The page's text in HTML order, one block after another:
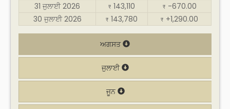
31 ਜੁਲਾਈ 2026
₹ 143,110 ₹ -670.00
30 ਜੁਲਾਈ 2026
₹ 143,780 ₹ +1,290.00
ਅਗਸਤ
ਜੁਲਾਈ
ਜੂਨ